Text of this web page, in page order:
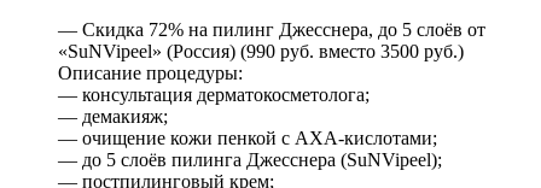
— Скидка 72% на пилинг Джесснера, до 5 слоёв от
«SuNVipeel» (Россия) (990 руб. вместо 3500 руб.)
Описание процедуры:
— консультация дерматокосметолога;
— демакияж;
— очищение кожи пенкой с AXA-кислотами;
— до 5 слоёв пилинга Джесснера (SuNVipeel);
— постпилинговый крем;